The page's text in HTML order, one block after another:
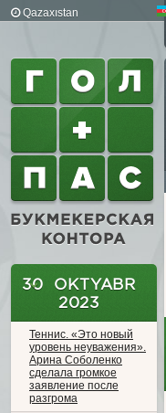
Qazaxıstan
30 OKTYABR
2023
Теннис. «Это новый
уровень неуважения».
Арина Соболенко
сделала громкое
заявление после
разгрома